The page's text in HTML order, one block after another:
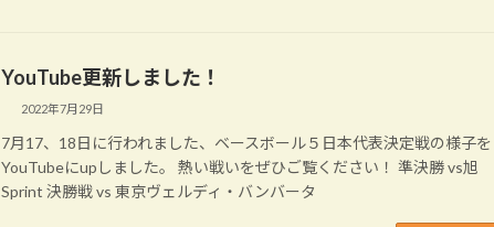
YouTube更新しました！
2022年7月29日
7月17、18日に行われました、ベースボール５日本代表決定戦の様子を
YouTubeにupしました。 熱い戦いをぜひご覧ください！ 準決勝 vs旭
Sprint 決勝戦 vs 東京ヴェルディ・バンバータ